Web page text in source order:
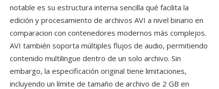
notable es su estructura interna sencilla qué facilita la
edición y procesamiento de archivos AVI a nivel binario en
comparacion con contenedores modernos más complejos.
AVI también soporta múltiples flujos de audio, permitiendo
contenido multilingue dentro de un solo archivo. Sin
embargo, la especificación original tiene limitaciones,
incluyendo un límite de tamaño de archivo de 2 GB en